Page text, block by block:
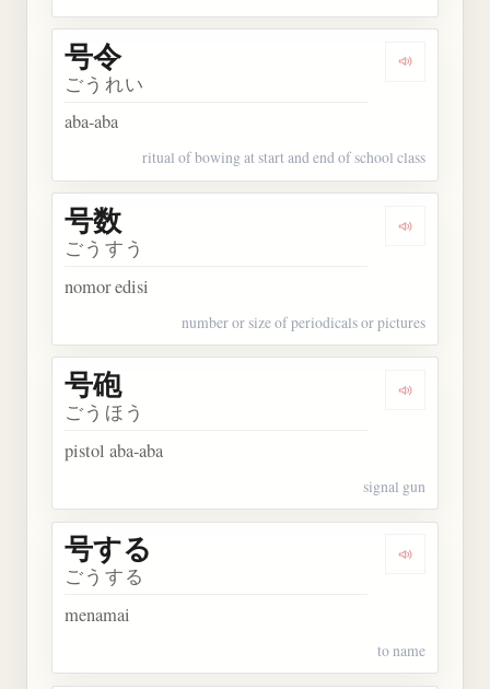
Dengarkan
号令
ごうれい
aba-aba
ritual of bowing at start and end of school class
Dengarkan
号数
ごうすう
nomor edisi
number or size of periodicals or pictures
Dengarkan
号砲
ごうほう
pistol aba-aba
signal gun
Dengarkan
号する
ごうする
menamai
to name